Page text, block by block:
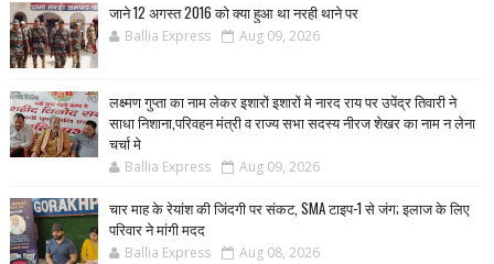
जाने 12 अगस्त 2016 को क्या हुआ था नरही थाने पर
Ballia Express Aug 09, 2026
लक्ष्मण गुप्ता का नाम लेकर इशारों इशारों मे नारद राय पर उपेंद्र तिवारी ने
साधा निशाना,परिवहन मंत्री व राज्य सभा सदस्य नीरज शेखर का नाम न लेना
चर्चा मे
Ballia Express Aug 09, 2026
चार माह के रेयांश की जिंदगी पर संकट, SMA टाइप-1 से जंग; इलाज के लिए
परिवार ने मांगी मदद
Ballia Express Aug 08, 2026